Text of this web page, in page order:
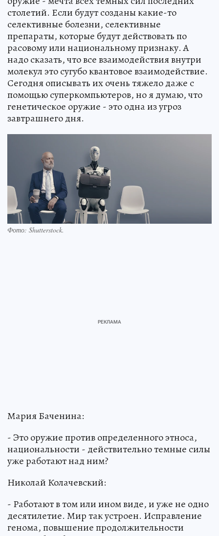
столетий. Если будут созданы какие-то
селективные болезни, селективные
препараты, которые будут действовать по
расовому или национальному признаку. А
надо сказать, что все взаимодействия внутри
молекул это сугубо квантовое взаимодействие.
Сегодня описывать их очень тяжело даже с
помощью суперкомпьютеров, но я думаю, что
генетическое оружие - это одна из угроз
завтрашнего дня.
Фото: Shutterstock.
Мария Баченина:
- Это оружие против определенного этноса,
национальности - действительно темные силы
уже работают над ним?
Николай Колачевский:
- Работают в том или ином виде, и уже не одно
десятилетие. Мир так устроен. Исправление
генома, повышение продолжительности